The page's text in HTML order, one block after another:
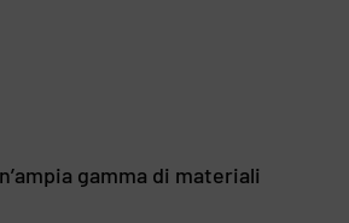
gamma di materiali